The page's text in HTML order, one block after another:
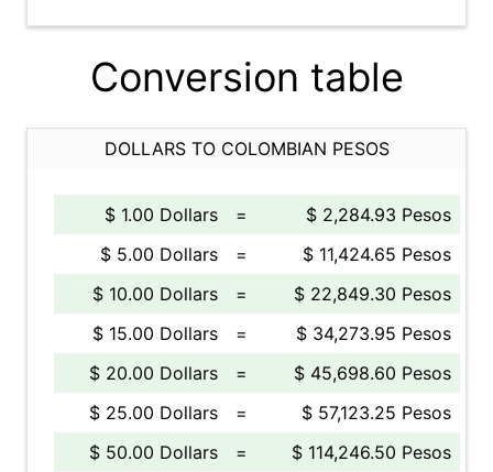
Conversion table
DOLLARS TO COLOMBIAN PESOS
$ 1.00 Dollars =
$ 2,284.93 Pesos
$ 5.00 Dollars
=
$ 11,424.65 Pesos
$ 10.00 Dollars
=
$ 22,849.30 Pesos
$ 15.00 Dollars
=
$ 34,273.95 Pesos
$ 20.00 Dollars
=
$ 45,698.60 Pesos
$ 25.00 Dollars
=
$ 57,123.25 Pesos
$ 50.00 Dollars
=
$ 114,246.50 Pesos